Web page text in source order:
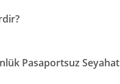
Pasaportsuz Seyahat